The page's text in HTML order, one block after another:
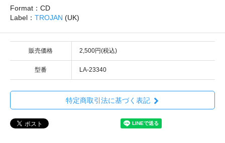
Format：CD
Label： TROJAN (UK)
販売価格 2,500円(税込)
型番 LA-23340
特定商取引法に基づく表記